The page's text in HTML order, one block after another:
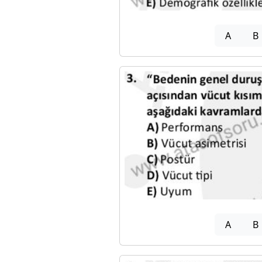
A B
A B